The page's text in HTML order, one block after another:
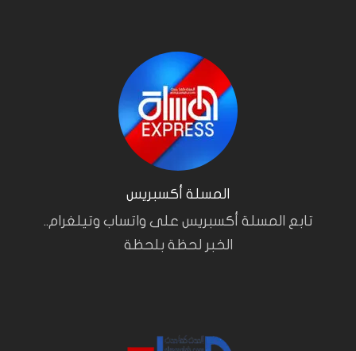
المسلة أكسبريس
تابع المسلة أكسبريس على واتساب وتيلغرام..
الخبر لحظة بلحظة